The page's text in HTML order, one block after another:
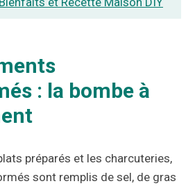
: la bombe à
préparés et les charcuteries,
sont remplis de sel, de gras